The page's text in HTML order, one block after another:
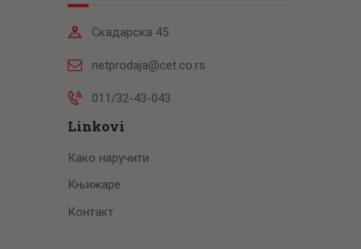
Скадарска 45
netprodaja@cet.co.rs
011/32-43-043
Linkovi
Како наручити
Књижаре
Контакт